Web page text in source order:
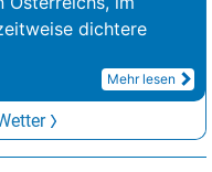
dichtere
Mehr lesen